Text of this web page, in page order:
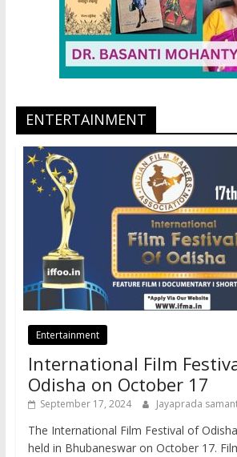
ENTERTAINMENT
Entertainment
International Film
Odisha on October 17
September 17, 2024 Jayaprada
The International Film Festival of
held in Bhubaneswar on October 17.